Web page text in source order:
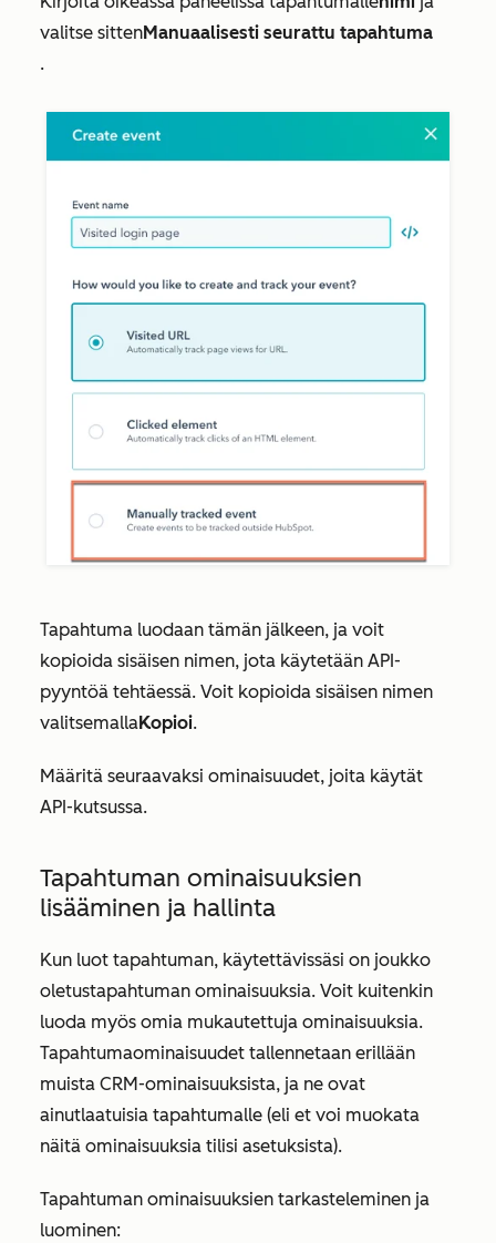
valitse sittenManuaalisesti seurattu tapahtuma
.
Tapahtuma luodaan tämän jälkeen, ja voit
kopioida sisäisen nimen, jota käytetään API-
pyyntöä tehtäessä. Voit kopioida sisäisen nimen
valitsemallaKopioi.
Määritä seuraavaksi ominaisuudet, joita käytät
API-kutsussa.
Tapahtuman ominaisuuksien
lisääminen ja hallinta
Kun luot tapahtuman, käytettävissäsi on joukko
oletustapahtuman ominaisuuksia. Voit kuitenkin
luoda myös omia mukautettuja ominaisuuksia.
Tapahtumaominaisuudet tallennetaan erillään
muista CRM-ominaisuuksista, ja ne ovat
ainutlaatuisia tapahtumalle (eli et voi muokata
näitä ominaisuuksia tilisi asetuksista).
Tapahtuman ominaisuuksien tarkasteleminen ja
luominen: